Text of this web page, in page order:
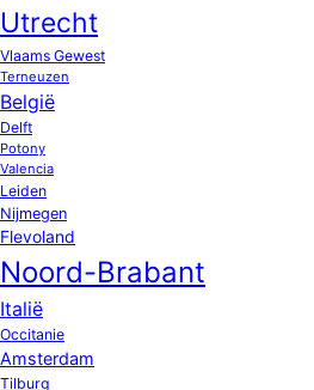
Utrecht
Vlaams Gewest
Terneuzen
België
Delft
Potony
Valencia
Leiden
Nijmegen
Flevoland
Noord-Brabant
Italië
Occitanie
Amsterdam
Tilburg